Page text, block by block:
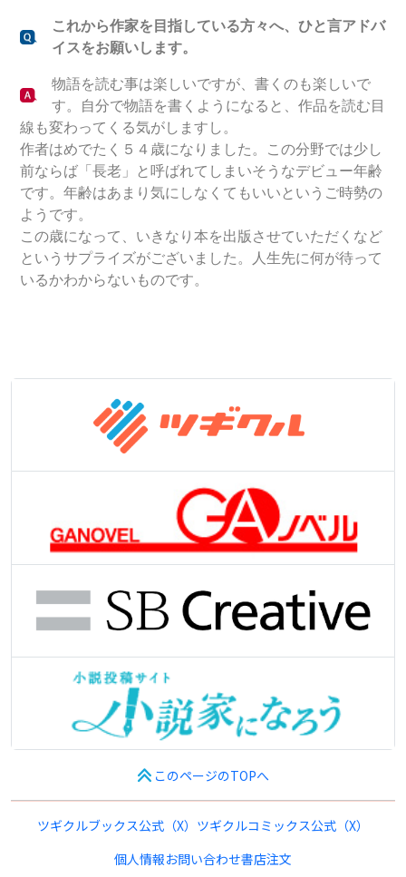
これから作家を目指している方々へ、ひと言アドバ
イスをお願いします。
物語を読む事は楽しいですが、書くのも楽しいで
す。自分で物語を書くようになると、作品を読む目
線も変わってくる気がしますし。
作者はめでたく５４歳になりました。この分野では少し
前ならば「長老」と呼ばれてしまいそうなデビュー年齢
です。年齢はあまり気にしなくてもいいというご時勢の
ようです。
この歳になって、いきなり本を出版させていただくなど
というサプライズがございました。人生先に何が待って
いるかわからないものです。
このページのTOPへ
ツギクルブックス公式（X） ツギクルコミックス公式（X）
個人情報お問い合わせ書店注文